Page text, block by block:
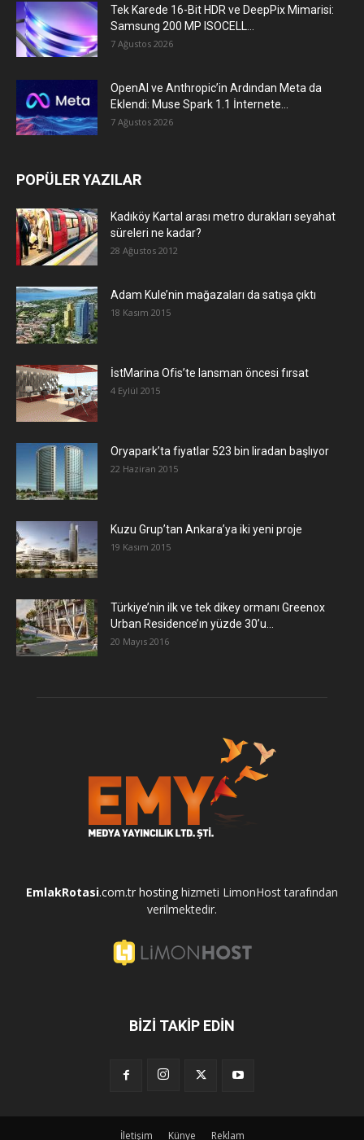
Tek Karede 16-Bit HDR ve DeepPix Mimarisi:
Samsung 200 MP ISOCELL...
7 Ağustos 2026
OpenAI ve Anthropic’in Ardından Meta da
Eklendi: Muse Spark 1.1 İnternete...
7 Ağustos 2026
POPÜLER YAZILAR
Kadıköy Kartal arası metro durakları seyahat
süreleri ne kadar?
28 Ağustos 2012
Adam Kule’nin mağazaları da satışa çıktı
18 Kasım 2015
İstMarina Ofis’te lansman öncesi fırsat
4 Eylül 2015
Oryapark’ta fiyatlar 523 bin liradan başlıyor
22 Haziran 2015
​Kuzu Grup’tan Ankara’ya iki yeni proje
19 Kasım 2015
Türkiye’nin ilk ve tek dikey ormanı Greenox
Urban Residence’ın yüzde 30’u...
20 Mayıs 2016
EmlakRotasi.com.tr hosting hizmeti LimonHost tarafından
verilmektedir.
BİZİ TAKİP EDİN
İletişim Künye Reklam